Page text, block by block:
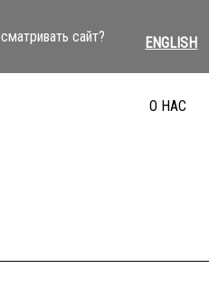
сайт? ENGLISH
О НАС